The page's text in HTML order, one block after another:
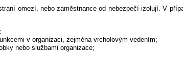
omezí, nebo zaměstnance od nebezpečí izolují. V
v organizaci, zejména vrcholovým vedením;
nebo službami organizace;